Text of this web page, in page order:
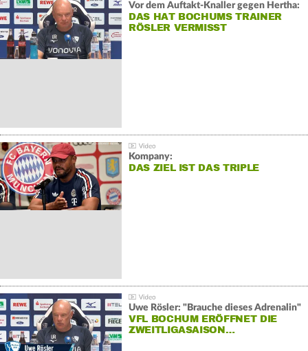
Vor dem Auftakt-Knaller gegen Hertha:
DAS HAT BOCHUMS TRAINER
RÖSLER VERMISST
Kompany:
DAS ZIEL IST DAS TRIPLE
Uwe Rösler: "Brauche dieses Adrenalin"
VFL BOCHUM ERÖFFNET DIE
ZWEITLIGASAISON…